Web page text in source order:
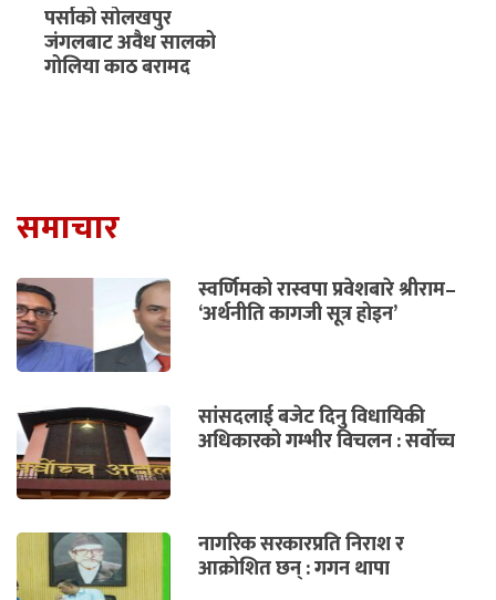
पर्साको सोलखपुर
जंगलबाट अवैध सालको
गोलिया काठ बरामद
समाचार
स्वर्णिमको रास्वपा प्रवेशबारे श्रीराम–
‘अर्थनीति कागजी सूत्र होइन’
सांसदलाई बजेट दिनु विधायिकी
अधिकारको गम्भीर विचलन : सर्वोच्च
नागरिक सरकारप्रति निराश र
आक्रोशित छन् : गगन थापा